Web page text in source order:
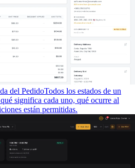
del PedidoTodos los estados de un
significa cada uno, qué ocurre al
están permitidas.